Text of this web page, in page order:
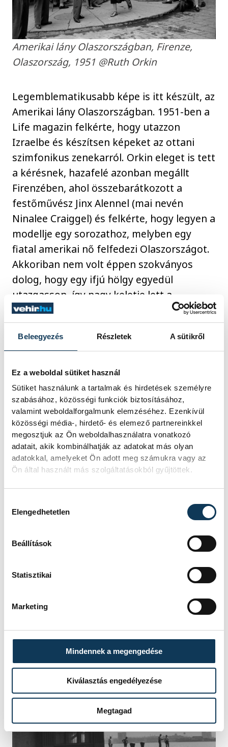
Beleegyezés Részletek A sütikről
Ez a weboldal sütiket használ
Sütiket használunk a tartalmak és hirdetések személyre
szabásához, közösségi funkciók biztosításához,
valamint weboldalforgalmunk elemzéséhez. Ezenkívül
közösségi média-, hirdető- és elemező partnereinkkel
megosztjuk az Ön weboldalhasználatra vonatkozó
adatait, akik kombinálhatják az adatokat más olyan
adatokkal, amelyeket Ön adott meg számukra vagy az
Ön által használt más szolgáltatásokból gyűjtöttek.
Elengedhetetlen
Beállítások
Statisztikai
Marketing
Mindennek a megengedése
Kiválasztás engedélyezése
Megtagad
Amerikai lány Olaszországban, Firenze,
Olaszország, 1951 @Ruth Orkin
Legemblematikusabb képe is itt készült, az
Amerikai lány Olaszországban. 1951-ben a
Life magazin felkérte, hogy utazzon
Izraelbe és készítsen képeket az ottani
szimfonikus zenekarról. Orkin eleget is tett
a kérésnek, hazafelé azonban megállt
Firenzében, ahol összebarátkozott a
festőművész Jinx Alennel (mai nevén
Ninalee Craiggel) és felkérte, hogy legyen a
modellje egy sorozathoz, melyben egy
fiatal amerikai nő felfedezi Olaszországot.
Akkoriban nem volt éppen szokványos
dolog, hogy egy ifjú hölgy egyedül
utazgasson, így nagy keletje lett a
sorozatnak.
Ruth Orkin egyébként nem volt híve a
azokat kedvelte, ahol összesűrűsödik a
pillanat, amikor egyetlen képkockában ott
van egy egész történet: például amikor a
Hudson folyóba ugró fiút fotózta a
Gansevoort-mólón New Yorkban. Az ember
agya azonnal elkezd forogni: miért ugrik a
fiú? Bánatában vagy kivagyiságból? Mik az
elhibázott döntés, aminek a következtében